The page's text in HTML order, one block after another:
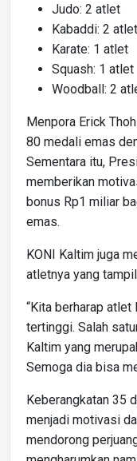
Judo: 2 atlet
Kabaddi: 2 atlet
Karate: 1 atlet
Squash: 1 atlet
Woodball: 2
Menpora Erick
80 medali emas
Sementara itu,
memberikan
bonus Rp1 miliar
emas.
KONI Kaltim juga
atletnya yang
“Kita berharap
tertinggi. Salah
Kaltim yang
Semoga dia bisa
Keberangkatan 35
menjadi motivasi
mendorong